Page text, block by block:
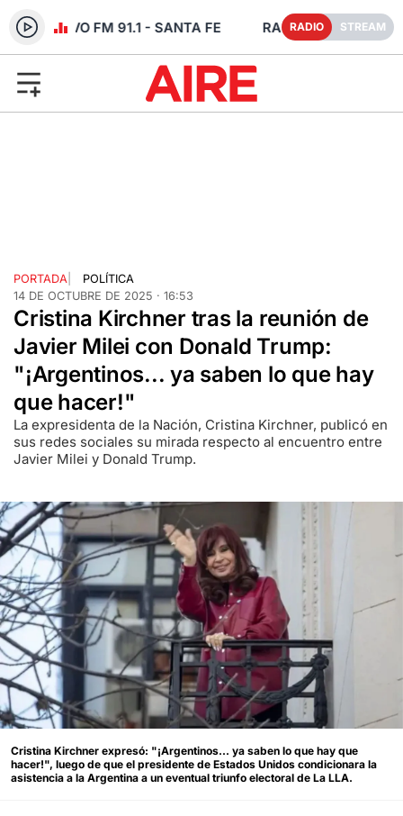
EN VIVO FM 91.1 - SANTA FE RADIO STREAM
PORTADA
POLÍTICA
14 DE OCTUBRE DE 2025 · 16:53
Cristina Kirchner tras la reunión de
Javier Milei con Donald Trump:
"¡Argentinos... ya saben lo que hay
que hacer!"
La expresidenta de la Nación, Cristina Kirchner, publicó en
sus redes sociales su mirada respecto al encuentro entre
Javier Milei y Donald Trump.
Cristina Kirchner expresó: "¡Argentinos... ya saben lo que hay que
hacer!", luego de que el presidente de Estados Unidos condicionara la
asistencia a la Argentina a un eventual triunfo electoral de La LLA.